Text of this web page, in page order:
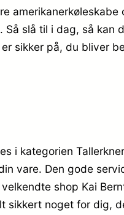
amerikanerkøleskabe
slå til i dag, så kan
sikker på, du bliver
i kategorien
vare. Den gode
shop Kai
sikkert noget for dig,